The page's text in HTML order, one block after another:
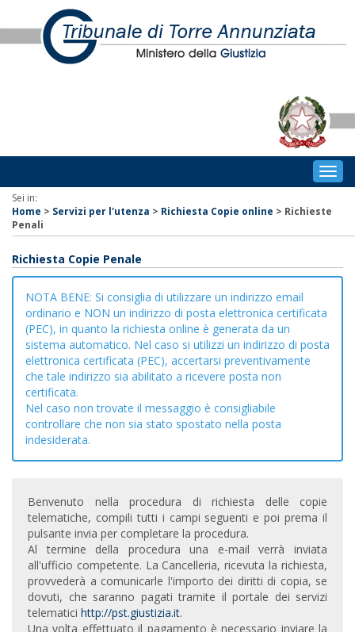
Sei in:
Home > Servizi per l'utenza > Richiesta Copie online > Richieste
Penali
Richiesta Copie Penale
NOTA BENE: Si consiglia di utilizzare un indirizzo email
ordinario e NON un indirizzo di posta elettronica certificata
(PEC), in quanto la richiesta online è generata da un
sistema automatico. Nel caso si utilizzi un indirizzo di posta
elettronica certificata (PEC), accertarsi preventivamente
che tale indirizzo sia abilitato a ricevere posta non
certificata.
Nel caso non trovate il messaggio è consigliabile
controllare che non sia stato spostato nella posta
indesiderata.
Benvenuto nella procedura di richiesta delle copie
telematiche, compili tutti i campi seguenti e poi prema il
pulsante invia per completare la procedura.
Al termine della procedura una e-mail verrà inviata
all'ufficio competente. La Cancelleria, ricevuta la richiesta,
provvederà a comunicarle l'importo dei diritti di copia, se
dovuti, che saranno pagati tramite il portale dei servizi
telematici http://pst.giustizia.it.
Una volta effettuato il pagamento è necessario inviare la